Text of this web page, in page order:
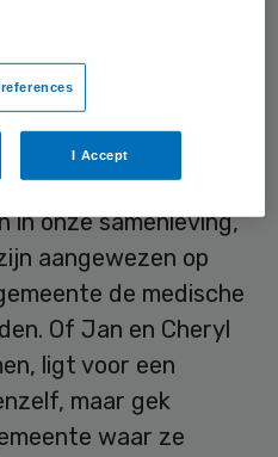
in
is.
zij vaak ziektes, die
En tot
in onze samenleving,
aangewezen op
de medische
Of Jan en Cheryl
ligt voor een
maar gek
waar ze
I Accept